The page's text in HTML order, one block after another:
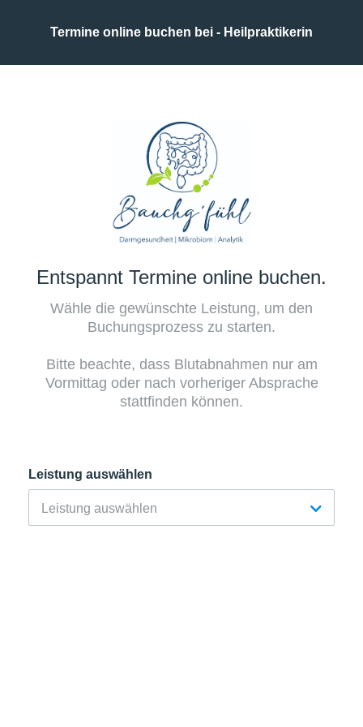
Termine online buchen bei - Heilpraktikerin
Entspannt Termine online buchen.
Wähle die gewünschte Leistung, um den
Buchungsprozess zu starten.
Bitte beachte, dass Blutabnahmen nur am
Vormittag oder nach vorheriger Absprache
stattfinden können.
Leistung auswählen